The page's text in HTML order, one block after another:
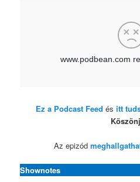
Ez a Podcast Feed és itt
Az epizód
Shownotes